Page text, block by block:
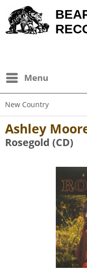
Menu
New Country
Ashley
Rosegold (CD)